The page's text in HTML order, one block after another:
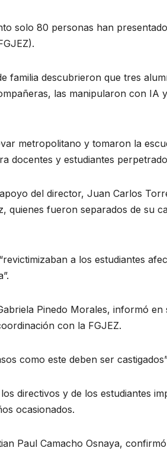
solo 80 personas han
familia descubrieron que tres
las manipularon con IA
metropolitano y tomaron la
docentes y estudiantes
del director, Juan Carlos
quienes fueron separados de su
a los estudiantes
Pinedo Morales, informó en
con la FGJEZ.
como este deben ser
directivos y de los estudiantes
ocasionados.
Paul Camacho Osnaya,